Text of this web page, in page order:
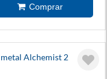
Alchemist 2